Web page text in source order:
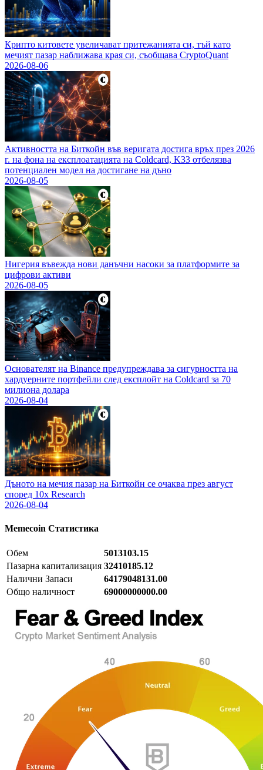
Крипто китовете увеличават притежанията си, тъй като
мечият пазар наближава края си, съобщава CryptoQuant
2026-08-06
Активността на Биткойн във веригата достига връх през 2026
г. на фона на експлоатацията на Coldcard, K33 отбелязва
потенциален модел на достигане на дъно
2026-08-05
Нигерия въвежда нови данъчни насоки за платформите за
цифрови активи
2026-08-05
Основателят на Binance предупреждава за сигурността на
хардуерните портфейли след експлойт на Coldcard за 70
милиона долара
2026-08-04
Дъното на мечия пазар на Биткойн се очаква през август
според 10x Research
2026-08-04
Memecoin Статистика
Обем
5013103.15
Пазарна капитализация 32410185.12
Налични Запаси
64179048131.00
Общо наличност
69000000000.00